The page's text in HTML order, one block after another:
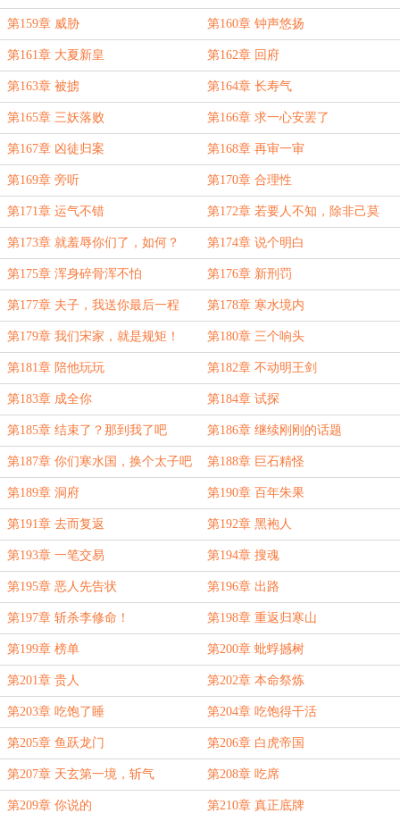
第159章 威胁 第160章 钟声悠扬
第161章 大夏新皇 第162章 回府
第163章 被掳 第164章 长寿气
第165章 三妖落败 第166章 求一心安罢了
第167章 凶徒归案 第168章 再审一审
第169章 旁听 第170章 合理性
第171章 运气不错 第172章 若要人不知，除非己莫
为！
第173章 就羞辱你们了，如何？ 第174章 说个明白
第175章 浑身碎骨浑不怕 第176章 新刑罚
第177章 夫子，我送你最后一程 第178章 寒水境内
第179章 我们宋家，就是规矩！ 第180章 三个响头
第181章 陪他玩玩 第182章 不动明王剑
第183章 成全你 第184章 试探
第185章 结束了？那到我了吧 第186章 继续刚刚的话题
第187章 你们寒水国，换个太子吧 第188章 巨石精怪
第189章 洞府 第190章 百年朱果
第191章 去而复返 第192章 黑袍人
第193章 一笔交易 第194章 搜魂
第195章 恶人先告状 第196章 出路
第197章 斩杀李修命！ 第198章 重返归寒山
第199章 榜单 第200章 蚍蜉撼树
第201章 贵人 第202章 本命祭炼
第203章 吃饱了睡 第204章 吃饱得干活
第205章 鱼跃龙门 第206章 白虎帝国
第207章 天玄第一境，斩气 第208章 吃席
第209章 你说的 第210章 真正底牌